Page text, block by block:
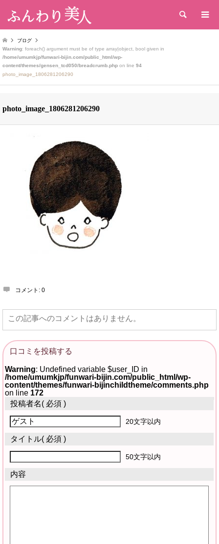
検索
ブログ
Warning: foreach() argument must be of type array|object, bool given in
/home/umumkjp/funwari-bijin.com/public_html/wp-
content/themes/gensen_tcd050/breadcrumb.php on line 94
photo_image_1806281206290
photo_image_1806281206290
コメント: 0
この記事へのコメントはありません。
口コミを投稿する
Warning : Undefined variable $user_ID in
/home/umumkjp/funwari-bijin.com/public_html/wp-
content/themes/funwari-bijinchildtheme/comments.php
on line 172
投稿者名( 必須 )
20文字以内
タイトル( 必須 )
50文字以内
内容